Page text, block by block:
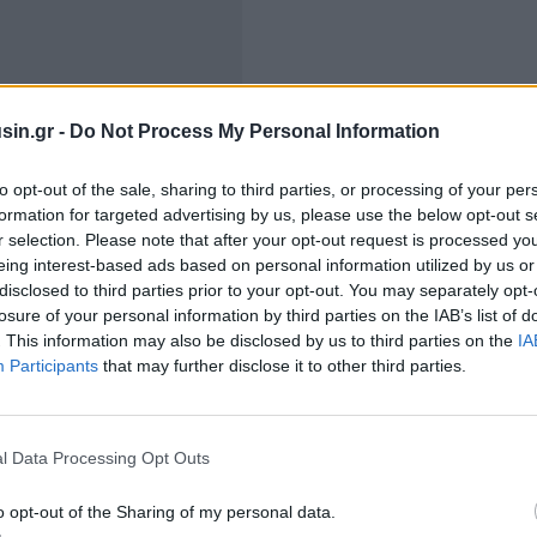
- Do Not Process My Personal Information
opt-out of the sale, sharing to third parties, or processing of your
for targeted advertising by us, please use the below opt-out
selection. Please note that after your opt-out request is processed
interest-based ads based on personal information utilized by us
to third parties prior to your opt-out. You may separately
of your personal information by third parties on the IAB’s list of
This information may also be disclosed by us to third parties on the
Participants that may further disclose it to other third parties.
Data Processing Opt Outs
opt-out of the Sharing of my personal data.
για τους χανταϊούς, ενώ ταεμβόλια που
ορισμένα στελέχη που εντοπίζονται κυρίως στην
και χωρίζονται σε δύο βασικές κατηγορίες: